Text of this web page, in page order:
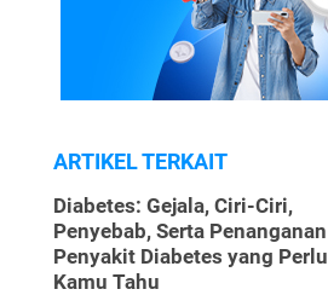
ARTIKEL TERKAIT
Diabetes: Gejala, Ciri-Ciri,
Penyebab, Serta Penanganan
Penyakit Diabetes yang Perlu
Kamu Tahu